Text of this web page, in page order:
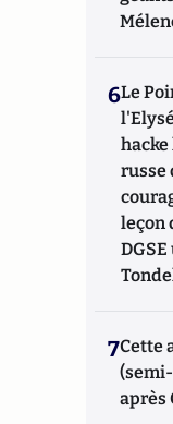
6Le
hacke
russe
leçon
7Cette
après